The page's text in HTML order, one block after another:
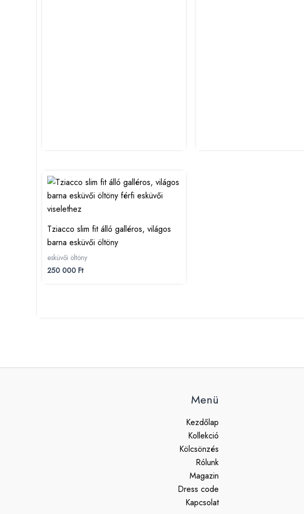
Tziacco slim fit álló galléros, világos
barna esküvői öltöny
esküvői öltöny
250 000 Ft
Menü
Kezdőlap
Kollekció
Kölcsönzés
Rólunk
Magazin
Dress code
Kapcsolat